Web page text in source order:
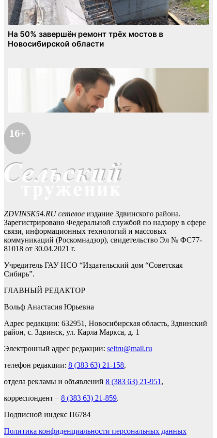
16+
ZDVINSK54.RU сетевое издание Здвинского района.
Зарегистрировано Федеральной службой по надзору в сфере
связи, информационных технологий и массовых
коммуникаций (Роскомнадзор), свидетельство Эл № ФС77-
81018 от 30.04.2021 г.
Учредитель ГАУ НСО “Издательский дом “Советская
Сибирь”.
ГЛАВНЫЙ РЕДАКТОР
Вольф Анастасия Юрьевна
Адрес редакции: 632951, Новосибирская область, Здвинский
район, с. Здвинск, ул. Карла Маркса, д. 1
Электронный адрес редакции: seltru@mail.ru
телефон редакции: 8 (383 63) 21-158,
отдела рекламы и объявлений 8 (383 63) 21-951 ,
корреспондент – 8 (383 63) 21-859.
Подписной индекс П6784
Политика конфиденциальности персональных данных